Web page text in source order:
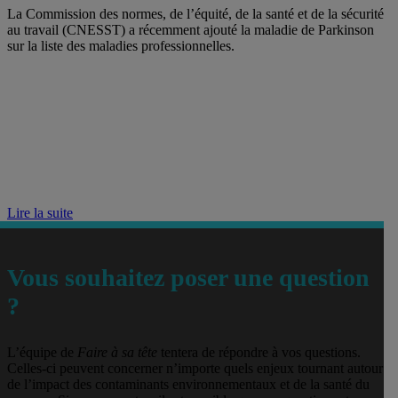
La Commission des normes, de l’équité, de la santé et de la sécurité
au travail (CNESST) a récemment ajouté la maladie de Parkinson
sur la liste des maladies professionnelles.
Lire la suite
Vous souhaitez poser une question
?
L’équipe de Faire à sa tête tentera de répondre à vos questions.
Celles-ci peuvent concerner n’importe quels enjeux tournant autour
de l’impact des contaminants environnementaux et de la santé du